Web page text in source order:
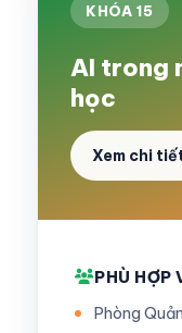
KHÓA 15
AI trong
học
Xem chi
PHÙ HỢP
Phòng